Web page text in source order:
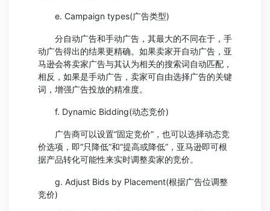
e. Campaign types(广告类型)
分自动广告和手动广告，其最大的不同在于，手
动广告得出的结果更精确。如果卖家开自动广告，亚
马逊会将卖家广告与其认为相关的搜索词自动匹配，
相反，如果是手动广告，卖家可自由选择广告的关键
词，增强广告投放的精准度。
f. Dynamic Bidding(动态竞价)
广告商可以设置“固定竞价”，也可以选择动态竞
价选项，即“只降低”和“提高或降低”，亚马逊即可根
据产品转化可能性来实时调整卖家的竞价。
g. Adjust Bids by Placement(根据广告位调整
竞价)